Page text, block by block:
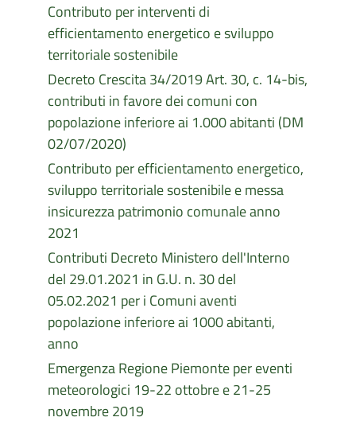
Contributo per interventi di
efficientamento energetico e sviluppo
territoriale sostenibile
Decreto Crescita 34/2019 Art. 30, c. 14-bis,
contributi in favore dei comuni con
popolazione inferiore ai 1.000 abitanti (DM
02/07/2020)
Contributo per efficientamento energetico,
sviluppo territoriale sostenibile e messa
insicurezza patrimonio comunale anno
2021
Contributi Decreto Ministero dell'Interno
del 29.01.2021 in G.U. n. 30 del
05.02.2021 per i Comuni aventi
popolazione inferiore ai 1000 abitanti,
anno
Emergenza Regione Piemonte per eventi
meteorologici 19-22 ottobre e 21-25
novembre 2019